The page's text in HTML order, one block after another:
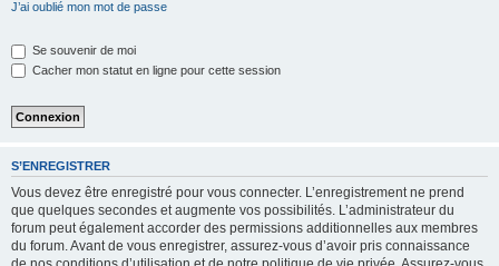
J’ai oublié mon mot de passe
Se souvenir de moi
Cacher mon statut en ligne pour cette session
S’ENREGISTRER
Vous devez être enregistré pour vous connecter. L’enregistrement ne prend
que quelques secondes et augmente vos possibilités. L’administrateur du
forum peut également accorder des permissions additionnelles aux membres
du forum. Avant de vous enregistrer, assurez-vous d’avoir pris connaissance